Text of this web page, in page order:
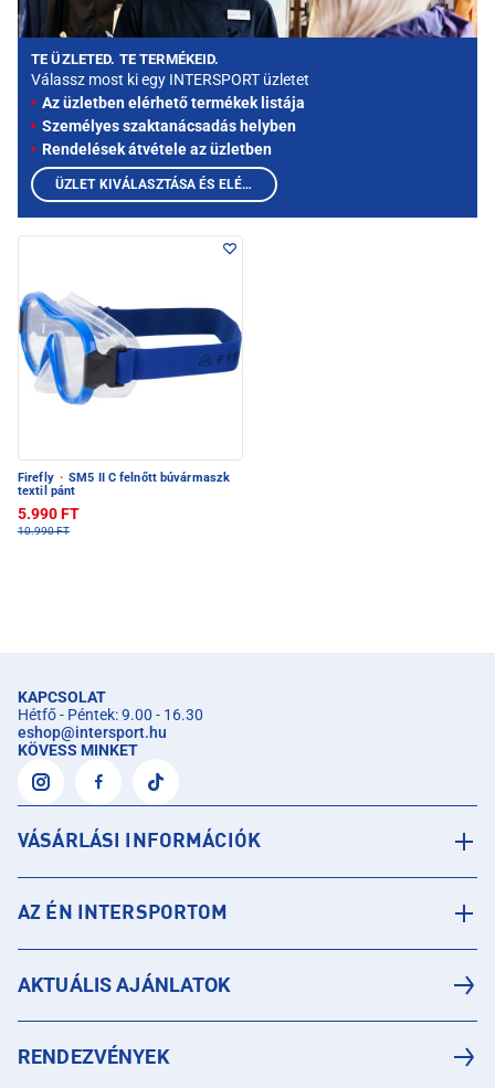
Firefly · SM5 II C felnőtt búvármaszk
textil pánt
5.990 FT
10.990 FT
TE ÜZLETED. TE TERMÉKEID.
Válassz most ki egy INTERSPORT üzletet
Az üzletben elérhető termékek listája
Személyes szaktanácsadás helyben
Rendelések átvétele az üzletben
ÜZLET KIVÁLASZTÁSA ÉS ELÉRHETŐ TERMÉKEK MEGTEKINTÉSE
KAPCSOLAT
Hétfő - Péntek: 9.00 - 16.30
eshop@intersport.hu
KÖVESS MINKET
VÁSÁRLÁSI INFORMÁCIÓK
AZ ÉN INTERSPORTOM
AKTUÁLIS AJÁNLATOK
RENDEZVÉNYEK